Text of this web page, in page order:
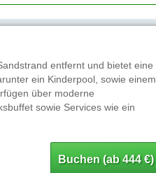
entfernt und bietet eine
ein Kinderpool, sowie einem
über moderne
sowie Services wie ein
Buchen (ab 444 €)